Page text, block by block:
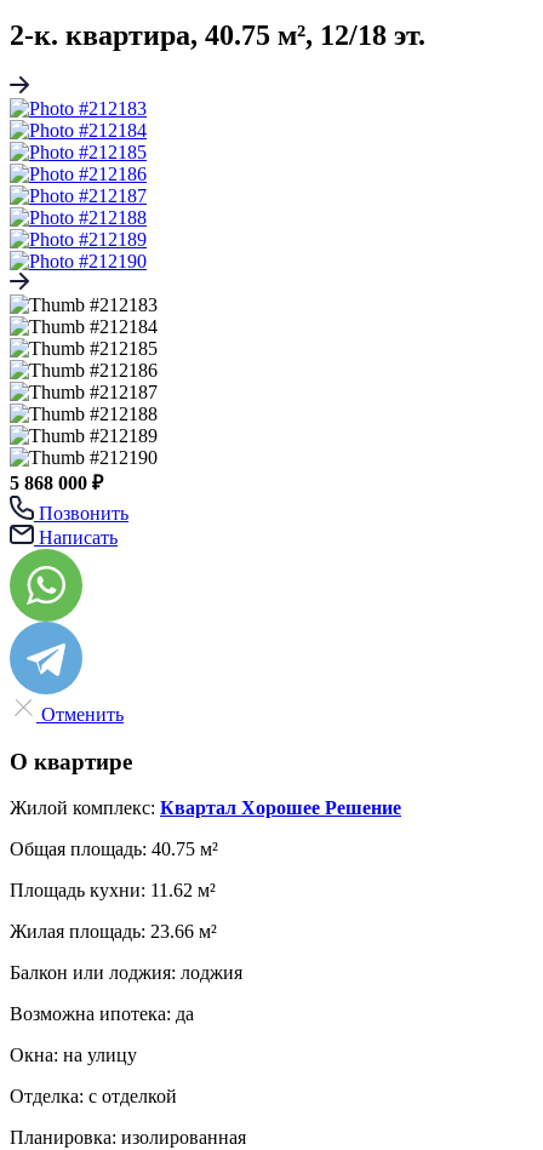
2-к. квартира, 40.75 м², 12/18 эт.
5 868 000 ₽
Позвонить
Написать
Отменить
О квартире
Жилой комплекс: Квартал Хорошее Решение
Общая площадь: 40.75 м²
Площадь кухни: 11.62 м²
Жилая площадь: 23.66 м²
Балкон или лоджия: лоджия
Возможна ипотека: да
Окна: на улицу
Отделка: с отделкой
Планировка: изолированная